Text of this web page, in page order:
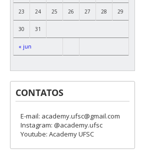
« jun
23 24 25 26 27 28 29
30 31
CONTATOS
E-mail: academy.ufsc@gmail.com
Instagram: @academy.ufsc
Youtube: Academy UFSC